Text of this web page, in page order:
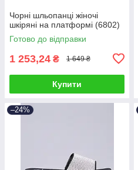
Чорні шльопанці жіночі
шкіряні на платформі (6802)
Готово до відправки
1 253,24 ₴ 1 649 ₴
Купити
–24%